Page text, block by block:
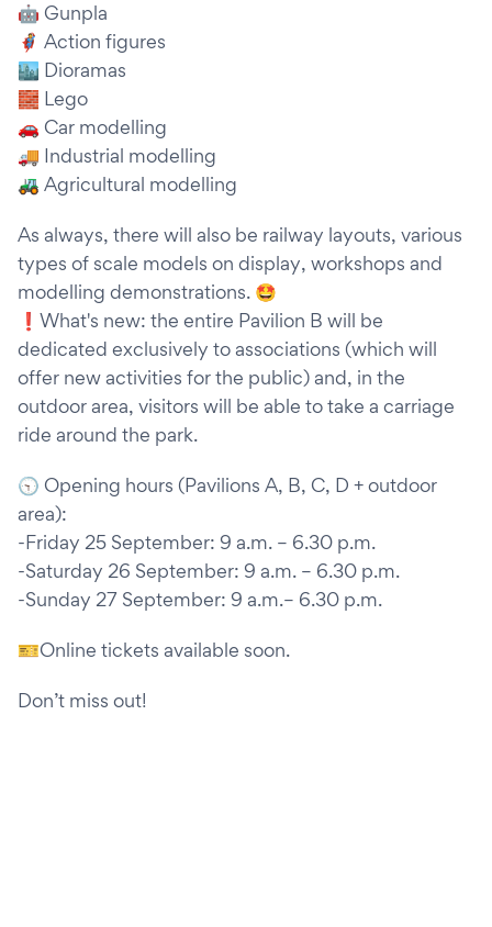
🤖 Gunpla
🦸 Action figures
🏙 Dioramas
🧱 Lego
🚗 Car modelling
🚚 Industrial modelling
🚜 Agricultural modelling
As always, there will also be railway layouts, various
types of scale models on display, workshops and
modelling demonstrations. 🤩
❗What's new: the entire Pavilion B will be
dedicated exclusively to associations (which will
offer new activities for the public) and, in the
outdoor area, visitors will be able to take a carriage
ride around the park.
🕤 Opening hours (Pavilions A, B, C, D + outdoor
area):
-Friday 25 September: 9 a.m. – 6.30 p.m.
-Saturday 26 September: 9 a.m. – 6.30 p.m.
-Sunday 27 September: 9 a.m.– 6.30 p.m.
🎫Online tickets available soon.
Don’t miss out!